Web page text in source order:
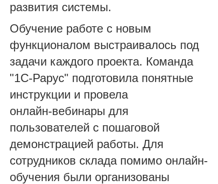
развития системы.
Обучение работе с новым
функционалом выстраивалось под
задачи каждого проекта. Команда
"1С-Рарус" подготовила понятные
инструкции и провела
онлайн‑вебинары для
пользователей с пошаговой
демонстрацией работы. Для
сотрудников склада помимо онлайн-
обучения были организованы